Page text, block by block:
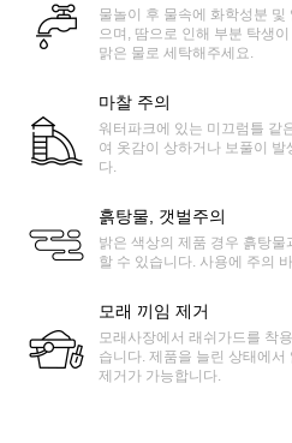
물놀이 후 물속에 화학성분
으며, 땀으로 인해 부분 탁생
맑은 물로 세탁해주세요.
마찰 주의
워터파크에 있는 미끄럼틀 같
여 옷감이 상하거나 보풀이 발
다.
흙탕물, 갯벌주의
밝은 색상의 제품 경우 흙탕
할 수 있습니다. 사용에 주의
모래 끼임 제거
모래사장에서 래쉬가드를 착
습니다. 제품을 늘린 상태에서
제거가 가능합니다.